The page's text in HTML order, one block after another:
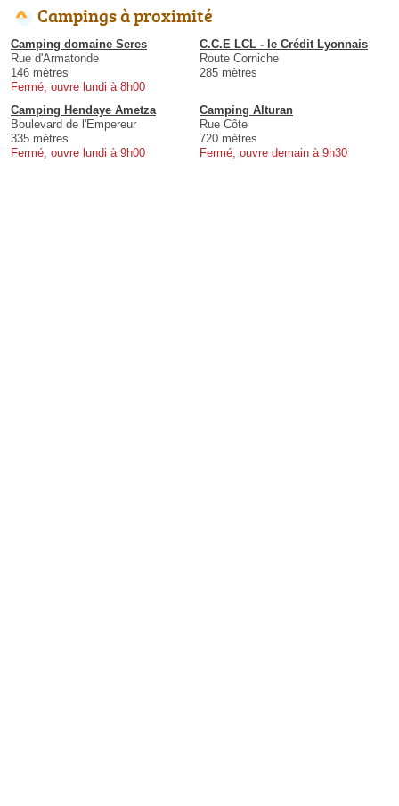
Campings à proximité
Camping domaine Seres
Rue d'Armatonde
146 mètres
Fermé, ouvre lundi à 8h00
C.C.E LCL - le Crédit Lyonnais
Route Corniche
285 mètres
Camping Hendaye Ametza
Boulevard de l'Empereur
335 mètres
Fermé, ouvre lundi à 9h00
Camping Alturan
Rue Côte
720 mètres
Fermé, ouvre demain à 9h30